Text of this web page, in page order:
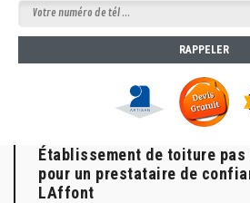
Établissement de toiture pas
pour un prestataire de
LAffont